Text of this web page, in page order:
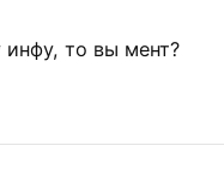
инфу, то вы мент?